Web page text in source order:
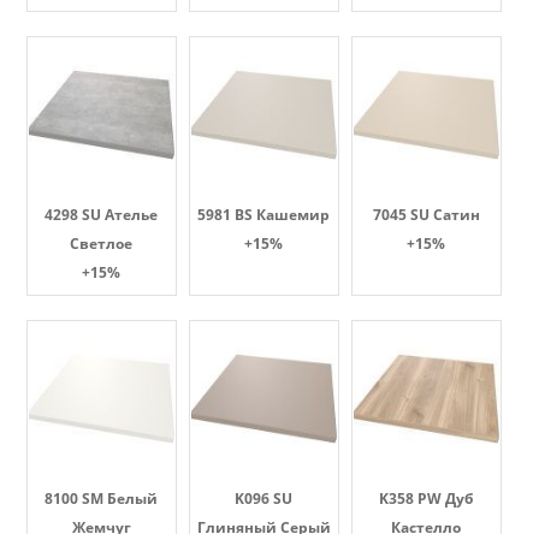
4298 SU Ателье
Светлое
+15%
5981 BS Кашемир
+15%
7045 SU Сатин
+15%
8100 SM Белый
Жемчуг
K096 SU
Глиняный Серый
K358 PW Дуб
Кастелло